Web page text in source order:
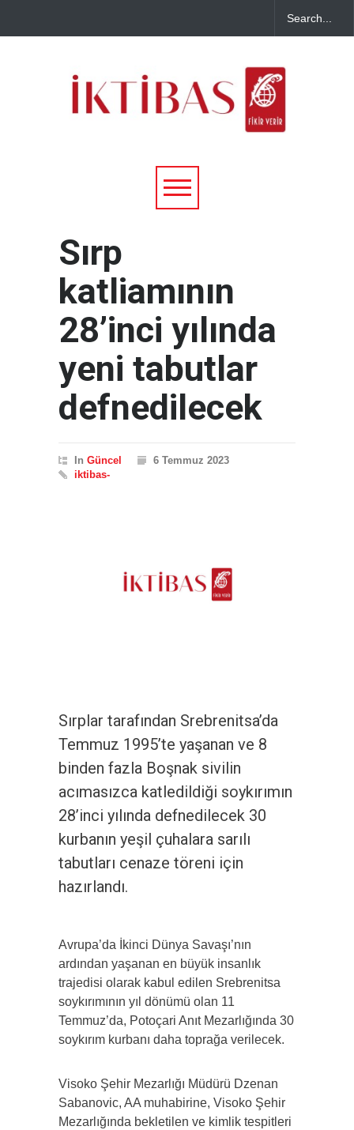
Sırp
katliamının
28’inci yılında
yeni tabutlar
defnedilecek
In Güncel
6 Temmuz 2023
iktibas-
Sırplar tarafından Srebrenitsa’da
Temmuz 1995’te yaşanan ve 8
binden fazla Boşnak sivilin
acımasızca katledildiği soykırımın
28’inci yılında defnedilecek 30
kurbanın yeşil çuhalara sarılı
tabutları cenaze töreni için
hazırlandı.
Avrupa’da İkinci Dünya Savaşı’nın
ardından yaşanan en büyük insanlık
trajedisi olarak kabul edilen Srebrenitsa
soykırımının yıl dönümü olan 11
Temmuz’da, Potoçari Anıt Mezarlığında 30
soykırım kurbanı daha toprağa verilecek.
Visoko Şehir Mezarlığı Müdürü Dzenan
Sabanovic, AA muhabirine, Visoko Şehir
Mezarlığında bekletilen ve kimlik tespitleri